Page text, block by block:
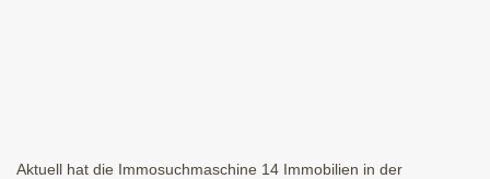
Aktuell hat die Immosuchmaschine 14 Immobilien in der